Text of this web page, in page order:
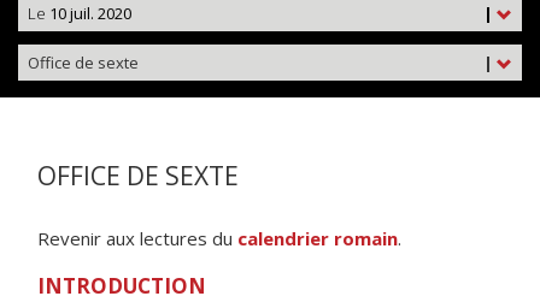
|
Le 10 juil. 2020
|
Office de sexte
OFFICE DE SEXTE
Revenir aux lectures du calendrier romain.
INTRODUCTION